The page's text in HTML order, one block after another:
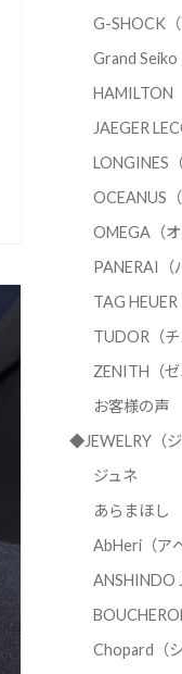
G-SHOCK（
Grand Seiko
HAMILTON
JAEGER
LONGINES
OCEANUS
OMEGA（オ
PANERAI（
TAG HEUER
TUDOR（チ
ZENITH（ゼ
お客様の声
◆JEWELRY（ジ
ジュネ
あらまほし
AbHeri（ア
ANSHINDO
Chopard（